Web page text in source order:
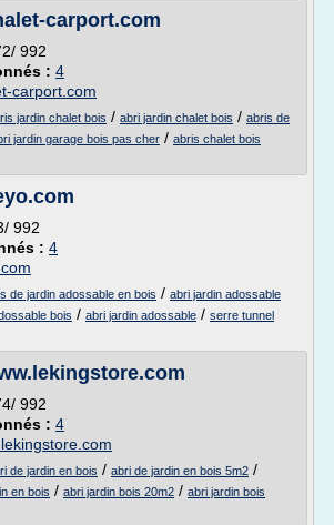
carport.com
992
: 4
carport.com
jardin chalet bois / abri jardin chalet bois / abris de
jardin garage bois pas cher / abris chalet bois
992
: 4
de jardin adossable en bois / abri jardin adossable
bois / abri jardin adossable / serre tunnel
992
: 4
de jardin en bois / abri de jardin en bois 5m2 /
en bois / abri jardin bois 20m2 / abri jardin bois